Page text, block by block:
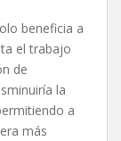
beneficia a
el trabajo
de
la
a
más